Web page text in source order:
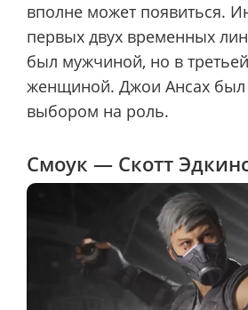
вполне может появиться.
первых двух временных
был мужчиной, но в
женщиной. Джои Ансах
выбором на роль.
Смоук — Скотт